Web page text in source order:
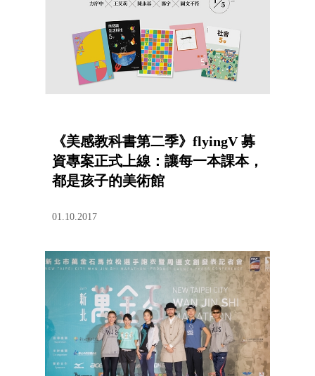
《美感教科書第二季》flyingV 募
資專案正式上線：讓每一本課本，
都是孩子的美術館
01.10.2017